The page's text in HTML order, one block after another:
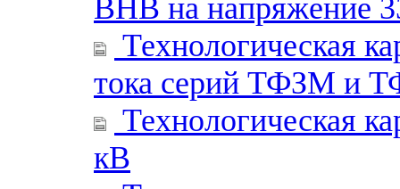
ВНВ на напряжение
Технологическая
тока серий ТФЗМ и
Технологическая
кВ